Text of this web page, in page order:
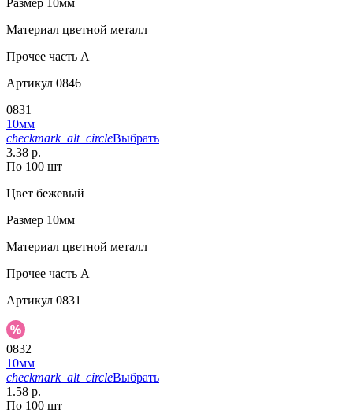
Материал цветной металл
Прочее часть A
Артикул 0846
0831
10мм
checkmark_alt_circleВыбрать
3.38 р.
По 100 шт
Цвет бежевый
Размер 10мм
Материал цветной металл
Прочее часть A
Артикул 0831
0832
10мм
checkmark_alt_circleВыбрать
1.58 р.
По 100 шт